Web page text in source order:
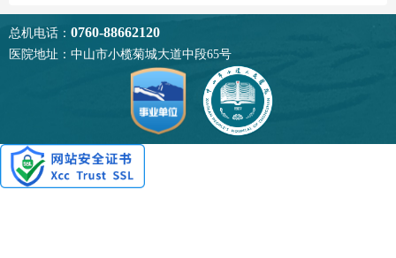
总机电话： 0760-88662120
医院地址：中山市小榄菊城大道中段65号